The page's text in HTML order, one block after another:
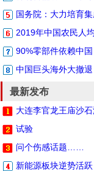
国务院：大力培育
2019年中国农民人
90%零部件依赖中
中国巨头海外大撤退
最新发布
大连李官龙王庙沙
试验
问个伤感话题……
新能源板块逆势活